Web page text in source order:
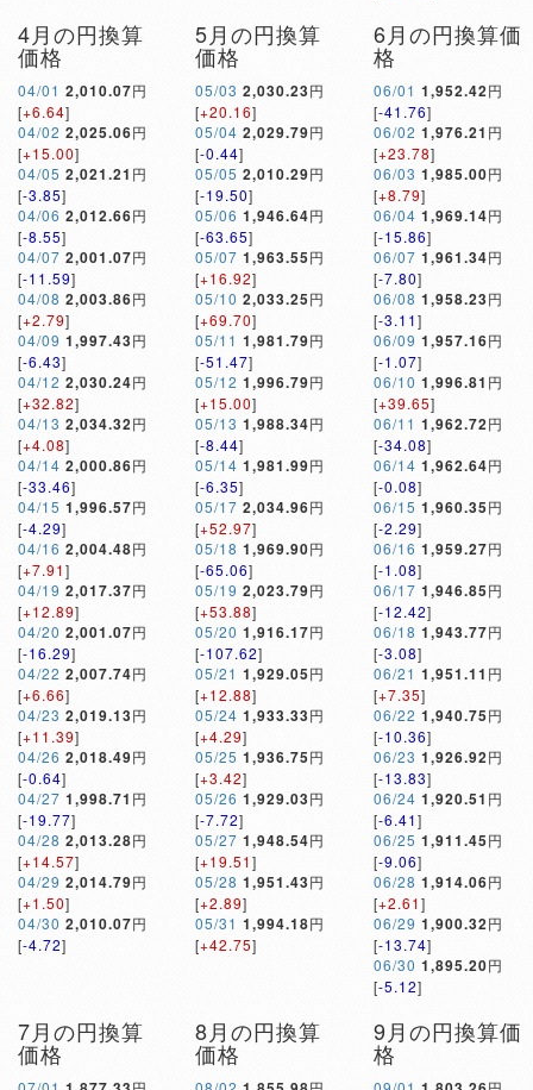
4月の円換算
価格
04/01 2,010.07円
[+6.64]
04/02 2,025.06円
[+15.00]
04/05 2,021.21 円
[-3.85]
04/06 2,012.66円
[-8.55]
04/07 2,001.07円
[-11.59]
04/08 2,003.86円
[+2.79]
04/09 1,997.43円
[-6.43]
04/12 2,030.24円
[+32.82]
04/13 2,034.32円
[+4.08]
04/14 2,000.86円
[-33.46]
04/15 1,996.57円
[-4.29]
04/16 2,004.48円
[+7.91]
04/19 2,017.37円
[+12.89]
04/20 2,001.07円
[-16.29]
04/22 2,007.74円
[+6.66]
04/23 2,019.13円
[+11.39]
04/26 2,018.49円
[-0.64]
04/27 1,998.71 円
[-19.77]
04/28 2,013.28円
[+14.57]
04/29 2,014.79円
[+1.50]
04/30 2,010.07円
[-4.72]
5月の円換算
価格
05/03 2,030.23円
[+20.16]
05/04 2,029.79円
[-0.44]
05/05 2,010.29円
[-19.50]
05/06 1,946.64円
[-63.65]
05/07 1,963.55円
[+16.92]
05/10 2,033.25円
[+69.70]
05/11 1,981.79円
[-51.47]
05/12 1,996.79円
[+15.00]
05/13 1,988.34円
[-8.44]
05/14 1,981.99円
[-6.35]
05/17 2,034.96円
[+52.97]
05/18 1,969.90円
[-65.06]
05/19 2,023.79円
[+53.88]
05/20 1,916.17円
[-107.62]
05/21 1,929.05円
[+12.88]
05/24 1,933.33円
[+4.29]
05/25 1,936.75円
[+3.42]
05/26 1,929.03円
[-7.72]
05/27 1,948.54円
[+19.51]
05/28 1,951.43円
[+2.89]
05/31 1,994.18円
[+42.75]
6月の円換算価
格
06/01 1,952.42円
[-41.76]
06/02 1,976.21 円
[+23.78]
06/03 1,985.00円
[+8.79]
06/04 1,969.14円
[-15.86]
06/07 1,961.34円
[-7.80]
06/08 1,958.23円
[-3.11]
06/09 1,957.16円
[-1.07]
06/10 1,996.81 円
[+39.65]
06/11 1,962.72円
[-34.08]
06/14 1,962.64円
[-0.08]
06/15 1,960.35円
[-2.29]
06/16 1,959.27円
[-1.08]
06/17 1,946.85円
[-12.42]
06/18 1,943.77円
[-3.08]
06/21 1,951.11 円
[+7.35]
06/22 1,940.75円
[-10.36]
06/23 1,926.92円
[-13.83]
06/24 1,920.51 円
[-6.41]
06/25 1,911.45円
[-9.06]
06/28 1,914.06円
[+2.61]
06/29 1,900.32円
[-13.74]
06/30 1,895.20円
[-5.12]
7月の円換算
価格
8月の円換算
価格
9月の円換算価
格